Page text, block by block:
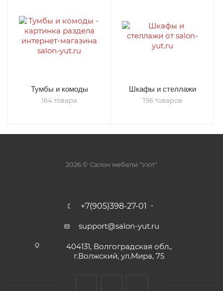
Тумбы и комоды
164 товара
Шкафы и стеллажи
196 товаров
2026 © Салон мебели "Уют"
+7(905)398-27-01
support@salon-yut.ru
404131, Волгоградская обл.,
г.Волжский, ул.Мира, 75